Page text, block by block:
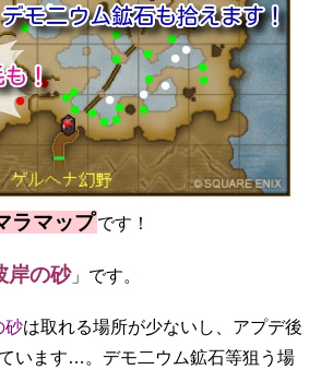
ラマップです！
岸の砂」です。
砂は取れる場所が少ないし、アプデ後
います…。デモ二ウム鉱石等狙う場